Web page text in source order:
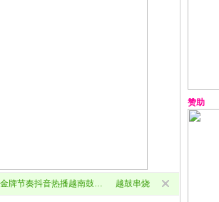
DJ大宝-全中文VINA金牌节奏抖音热播越南鼓劲爆劲曲ElectronicS慢摇大碟 越鼓串烧
赞助